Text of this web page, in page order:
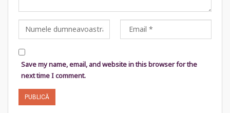
Save my name, email, and website in this browser for the
next time I comment.